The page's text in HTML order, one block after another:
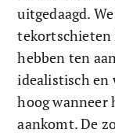
uitgedaagd.
tekortschieten
hebben ten
idealistisch en
hoog wanneer
aankomt. De